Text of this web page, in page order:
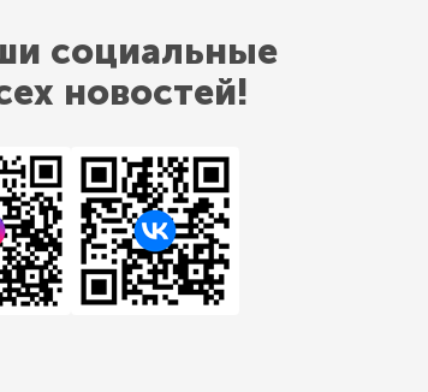
социальные
новостей!